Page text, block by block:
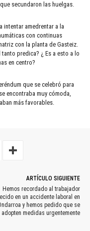
secundaron las huelgas.
intentar amedrentar a la
con continuas
con la planta de Gasteiz.
predica? ¿ Es a esto a lo
en centro?
que se celebró para
encontraba muy cómoda,
más favorables.
ARTÍCULO SIGUIENTE
Hemos recordado al trabajador
en un accidente laboral en
y hemos pedido que se
adopten medidas urgentemente